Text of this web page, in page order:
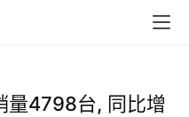
量4798台, 同比增